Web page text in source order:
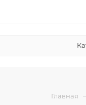
Главная